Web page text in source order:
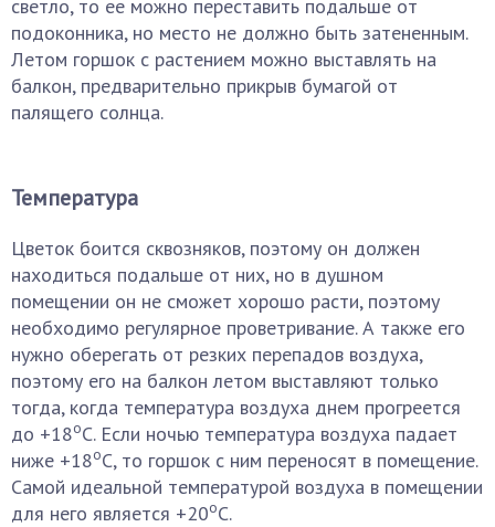
светло, то ее можно переставить подальше от
подоконника, но место не должно быть затененным.
Летом горшок с растением можно выставлять на
балкон, предварительно прикрыв бумагой от
палящего солнца.
Температура
Цветок боится сквозняков, поэтому он должен
находиться подальше от них, но в душном
помещении он не сможет хорошо расти, поэтому
необходимо регулярное проветривание. А также его
нужно оберегать от резких перепадов воздуха,
поэтому его на балкон летом выставляют только
тогда, когда температура воздуха днем прогреется
до +18оС. Если ночью температура воздуха падает
ниже +18оС, то горшок с ним переносят в помещение.
Самой идеальной температурой воздуха в помещении
для него является +20оС.